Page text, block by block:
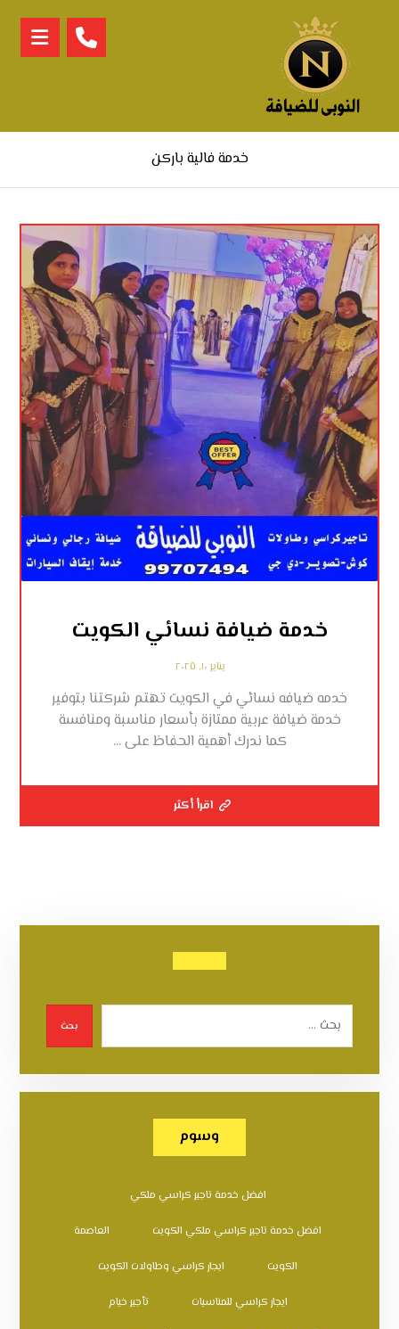
خدمة فالية باركن
خدمة ضيافة نسائي الكويت
يناير ١٠, ٢٠٢٥
خدمه ضيافه نسائي في الكويت تهتم شركتنا بتوفير
خدمة ضيافة عربية ممتازة بأسعار مناسبة ومنافسة
كما ندرك أهمية الحفاظ على ...
اقرأ أكثر
بحث
وسوم
افضل خدمة تاجير كراسي ملكي
افضل خدمة تاجير كراسي ملكي الكويت العاصمة
الكويت ايجار كراسي وطاولات الكويت
ايجار كراسي للمناسبات تأجير خيام